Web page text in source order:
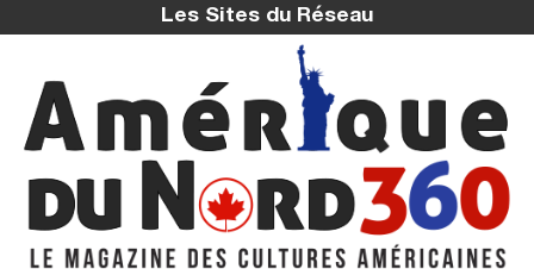
Les Sites du Réseau